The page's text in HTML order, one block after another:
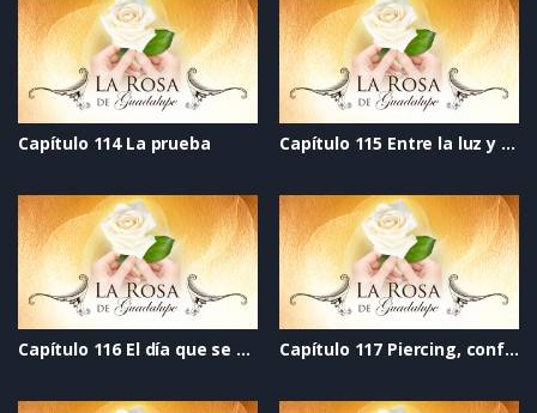
Capítulo 114 La prueba Capítulo 115 Entre la luz y la oscuridad
Capítulo 116 El día que se acabó el mundo Capítulo 117 Piercing, confianza perforada